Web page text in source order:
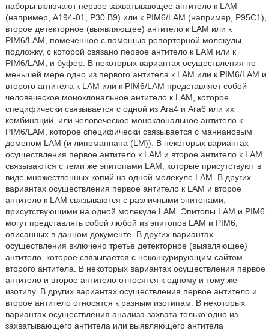
наборы включают первое захватывающее антитело к LAM
(например, А194-01, Р30 В9) или к PIM6/LAM (например, Р95С1),
второе детекторное (выявляющее) антитело к LAM или к
PIM6/LAM, помеченное с помощью репортерной молекулы,
подложку, с которой связано первое антитело к LAM или к
PIM6/LAM, и буфер. В некоторых вариантах осуществления по
меньшей мере одно из первого антитела к LAM или к PIM6/LAM и
второго антитела к LAM или к PIM6/LAM представляет собой
человеческое моноклональное антитело к LAM, которое
специфически связывается с одной из Ara4 и Ara6 или их
комбинаций, или человеческое моноклональное антитело к
PIM6/LAM, которое специфически связывается с маннановым
доменом LAM (и липоманнана (LM)). В некоторых вариантах
осуществления первое антитело к LAM и второе антитело к LAM
связываются с теми же эпитопами LAM, которые присутствуют в
виде множественных копий на одной молекуле LAM. В других
вариантах осуществления первое антитело к LAM и второе
антитело к LAM связываются с различными эпитопами,
присутствующими на одной молекуле LAM. Эпитопы LAM и PIM6
могут представлять собой любой из эпитопов LAM и PIM6,
описанных в данном документе. В других вариантах
осуществления включено третье детекторное (выявляющее)
антитело, которое связывается с неконкурирующим сайтом
второго антитела. В некоторых вариантах осуществления первое
антитело и второе антитело относятся к одному и тому же
изотипу. В других вариантах осуществления первое антитело и
второе антитело относятся к разным изотипам. В некоторых
вариантах осуществления анализа захвата только одно из
захватывающего антитела или выявляющего антитела